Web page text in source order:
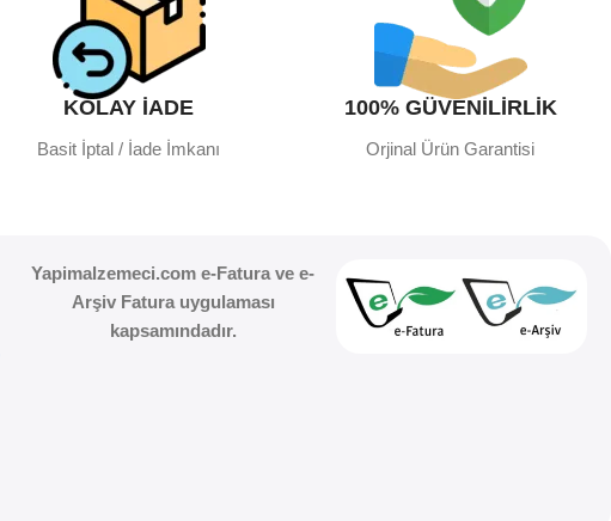
KOLAY İADE
Basit İptal / İade İmkanı
100% GÜVENİLİRLİK
Orjinal Ürün Garantisi
Yapimalzemeci.com e-Fatura ve e-
Arşiv Fatura uygulaması
kapsamındadır.